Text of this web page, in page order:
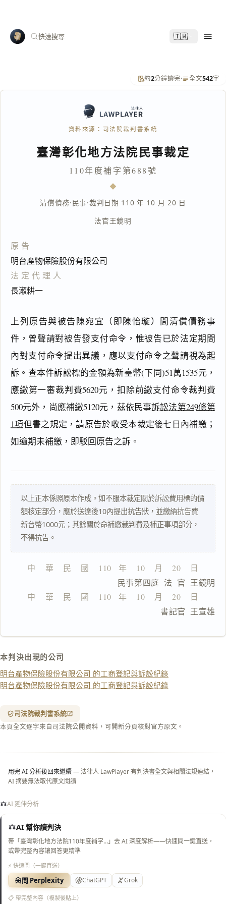
快速搜尋 🇹🇼
約2分鐘讀完· 全文542字
資料來源：司法院裁判書系統
臺灣彰化地方法院民事裁定
110年度補字第688號
清償債務·民事·裁判日期 110 年 10 月 20 日
法官王鏡明
原告
明台產物保險股份有限公司
法定代理人
長瀬耕一
上列原告與被告陳宛宜（即陳怡璇）間清償債務事
件，曾聲請對被告發支付命令，惟被告已於法定期間
內對支付命令提出異議，應以支付命令之聲請視為起
訴。查本件訴訟標的金額為新臺幣(下同)51萬1535元，
應繳第一審裁判費5620元，扣除前繳支付命令裁判費
500元外，尚應補繳5120元，茲依民事訴訟法第249條第
1項但書之規定，請原告於收受本裁定後七日內補繳；
如逾期未補繳，即駁回原告之訴。
以上正本係照原本作成。如不服本裁定關於訴訟費用標的價
額核定部分，應於送達後10內提出抗告狀，並繳納抗告費
新台幣1000元；其餘關於命補繳裁判費及補正事項部分，
不得抗告。
中    華    民    國    110   年    10    月    20    日
                  民事第四庭  法  官  王鏡明
中    華    民    國    110   年    10    月    20    日
                              書記官  王宣雄
本判決出現的公司
明台產物保險股份有限公司 的工商登記與訴訟紀錄
明台產物保險股份有限公司 的工商登記與訴訟紀錄
司法院裁判書系統
本頁全文逐字來自司法院公開資料，可開新分頁核對官方原文。
用完 AI 分析後回來繼續— 法律人 LawPlayer 有判決書全文與相關法規連結，
AI 摘要無法取代原文閱讀
AI 延伸分析
AI 幫你讀判決
帶「臺灣彰化地方法院110年度補字…」去 AI 深度解析——快速問一鍵直送，
或帶完整內容讓回答更精準
⚡ 快速問（一鍵直送）
問 Perplexity ChatGPT Grok
📋 帶完整內容（複製後貼上）
閱讀 研究
搜尋本
鍵
全
複製給 AI
去換行複製
匯出 PDF
精美列印